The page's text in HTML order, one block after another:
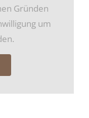
Gründen
um